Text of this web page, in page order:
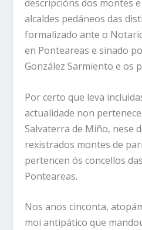
descripcións dos montes
alcaldes pedáneos das
formalizado ante o
en Ponteareas e sinado
González Sarmiento e os
Por certo que leva
actualidade non
Salvaterra de Miño, nese
rexistrados montes de
pertencen ós concellos
Ponteareas.
Nos anos cinconta,
moi antipático que